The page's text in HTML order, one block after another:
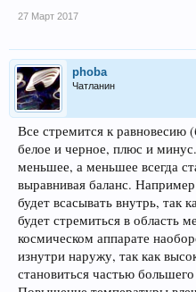
27 Март 2017
phoba
Чатланин
Все стремится к равновесию
белое и черное, плюс и
меньшее, а меньшее всегда
выравнивая баланс.
будет всасывать внутрь, так
будет стремиться в область
космическом аппарате
изнутри наружу, так как
становиться частью